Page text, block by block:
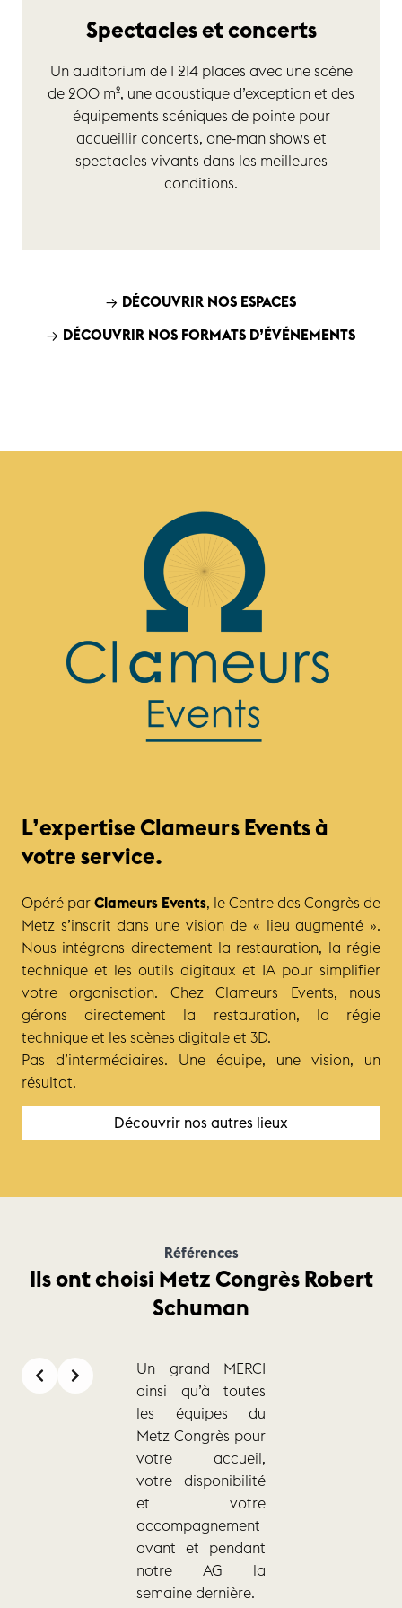
Spectacles et concerts
Un auditorium de 1 214 places avec une scène
de 200 m², une acoustique d’exception et des
équipements scéniques de pointe pour
accueillir concerts, one-man shows et
spectacles vivants dans les meilleures
conditions.
→ DÉCOUVRIR NOS ESPACES
→ DÉCOUVRIR NOS FORMATS D’ÉVÉNEMENTS
L’expertise Clameurs Events à
votre service.
Opéré par Clameurs Events, le Centre des Congrès de
Metz s’inscrit dans une vision de « lieu augmenté ».
Nous intégrons directement la restauration, la régie
technique et les outils digitaux et IA pour simplifier
votre organisation. Chez Clameurs Events, nous
gérons directement la restauration, la régie
technique et les scènes digitale et 3D.
Pas d’intermédiaires. Une équipe, une vision, un
résultat.
Découvrir nos autres lieux
Références
Ils ont choisi Metz Congrès Robert
Schuman
Je souhaite
également
adresser mes
remerciements à
toute votre équipe,
et plus
particulièrement à
Louis-Adrien, Élise
et à vous-même
(Olivier), pour votre
Slide 1 of 2